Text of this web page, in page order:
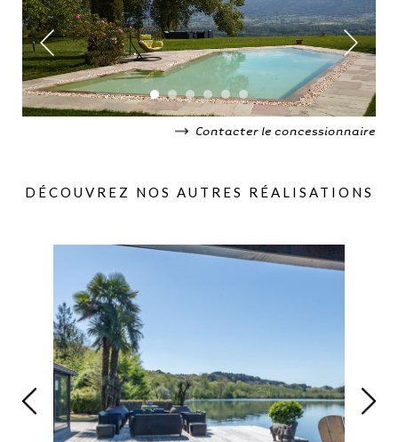
Contacter le concessionnaire
DÉCOUVREZ NOS AUTRES RÉALISATIONS